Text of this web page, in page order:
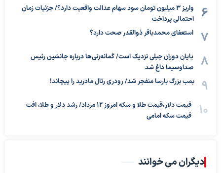
واریز ۳ میلیون تومان سود سهام عدالت واقعیت دارد؟/ جزئیات زمان
احتمالی پرداخت
استعفای محمدباقر ذوالقدر صحت دارد؟
پایان دوران جبلی نزدیک است/ گمانه‌زنی‌ها درباره جانشین رئیس
صداوسیما داغ شد
بمب بزرگ بارسا منفجر شد/ رودری رئال مادرید را پیچاند!
قیمت دلار،قیمت طلا و سکه امروز ۱۲ مرداد/ رشد دلار و طلا، افت
قیمت سکه امامی
دیگران می خوانند